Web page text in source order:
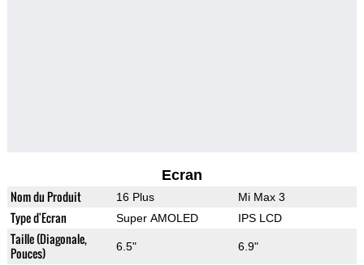
Ecran
Nom du Produit 16 Plus Mi Max 3
Type d'Ecran Super AMOLED IPS LCD
Taille (Diagonale,
Pouces)
6.5" 6.9"